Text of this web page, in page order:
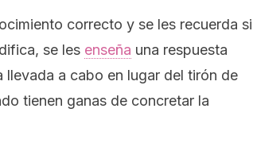
correcto y se les recuerda si
se les enseña una respuesta
a cabo en lugar del tirón de
tienen ganas de concretar la